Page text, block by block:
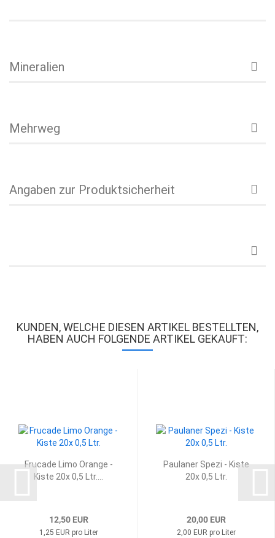
Mineralien
Mehrweg
Angaben zur Produktsicherheit
KUNDEN, WELCHE DIESEN ARTIKEL BESTELLTEN,
HABEN AUCH FOLGENDE ARTIKEL GEKAUFT:
Fru­ca­de Limo Oran­ge -
Kiste 20x 0,5 Ltr....
12,50 EUR
1,25 EUR pro Liter
Pau­la­ner Spezi - Kiste
20x 0,5 Ltr.
20,00 EUR
2,00 EUR pro Liter